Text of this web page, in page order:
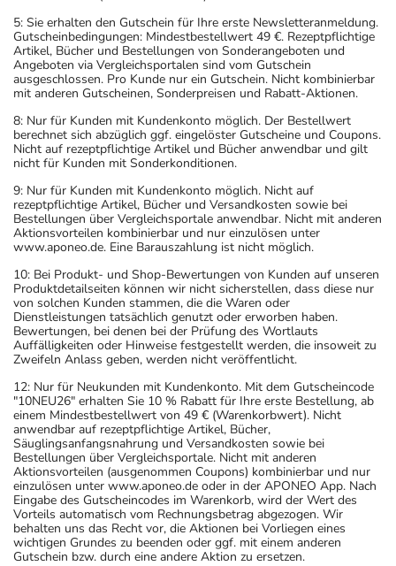
5: Sie erhalten den Gutschein für Ihre erste Newsletteranmeldung.
Gutscheinbedingungen: Mindestbestellwert 49 €. Rezeptpflichtige
Artikel, Bücher und Bestellungen von Sonderangeboten und
Angeboten via Vergleichsportalen sind vom Gutschein
ausgeschlossen. Pro Kunde nur ein Gutschein. Nicht kombinierbar
mit anderen Gutscheinen, Sonderpreisen und Rabatt-Aktionen.
8: Nur für Kunden mit Kundenkonto möglich. Der Bestellwert
berechnet sich abzüglich ggf. eingelöster Gutscheine und Coupons.
Nicht auf rezeptpflichtige Artikel und Bücher anwendbar und gilt
nicht für Kunden mit Sonderkonditionen.
9: Nur für Kunden mit Kundenkonto möglich. Nicht auf
rezeptpflichtige Artikel, Bücher und Versandkosten sowie bei
Bestellungen über Vergleichsportale anwendbar. Nicht mit anderen
Aktionsvorteilen kombinierbar und nur einzulösen unter
www.aponeo.de. Eine Barauszahlung ist nicht möglich.
10: Bei Produkt- und Shop-Bewertungen von Kunden auf unseren
Produktdetailseiten können wir nicht sicherstellen, dass diese nur
von solchen Kunden stammen, die die Waren oder
Dienstleistungen tatsächlich genutzt oder erworben haben.
Bewertungen, bei denen bei der Prüfung des Wortlauts
Auffälligkeiten oder Hinweise festgestellt werden, die insoweit zu
Zweifeln Anlass geben, werden nicht veröffentlicht.
12: Nur für Neukunden mit Kundenkonto. Mit dem Gutscheincode
"10NEU26" erhalten Sie 10 % Rabatt für Ihre erste Bestellung, ab
einem Mindestbestellwert von 49 € (Warenkorbwert). Nicht
anwendbar auf rezeptpflichtige Artikel, Bücher,
Säuglingsanfangsnahrung und Versandkosten sowie bei
Bestellungen über Vergleichsportale. Nicht mit anderen
Aktionsvorteilen (ausgenommen Coupons) kombinierbar und nur
einzulösen unter www.aponeo.de oder in der APONEO App. Nach
Eingabe des Gutscheincodes im Warenkorb, wird der Wert des
Vorteils automatisch vom Rechnungsbetrag abgezogen. Wir
behalten uns das Recht vor, die Aktionen bei Vorliegen eines
wichtigen Grundes zu beenden oder ggf. mit einem anderen
Gutschein bzw. durch eine andere Aktion zu ersetzen.